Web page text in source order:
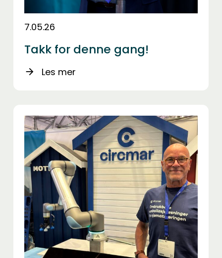
7.05.26
Takk for denne gang!
arrow_forward Les mer